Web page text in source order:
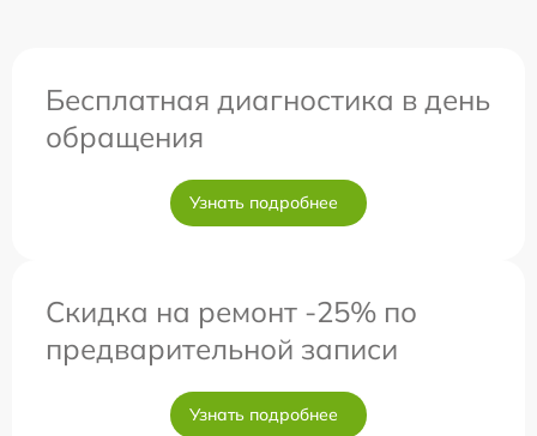
Бесплатная диагностика в день
обращения
Узнать подробнее
Скидка на ремонт -25% по
предварительной записи
Узнать подробнее